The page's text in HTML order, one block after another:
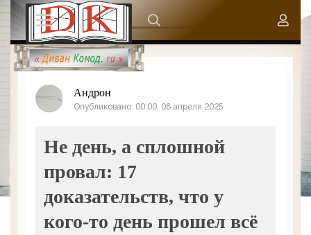
Андрон
Опубликовано: 00:00, 08 апреля 2025
Не день, а сплошной
провал: 17
доказательств, что у
кого-то день прошел всё